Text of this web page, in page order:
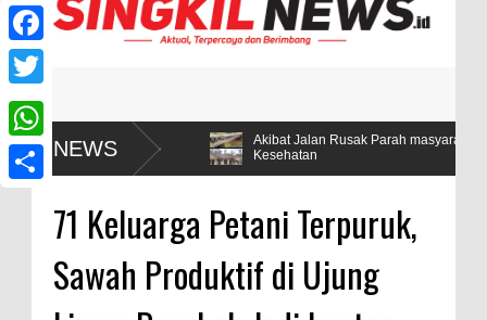
NEWS
Hanya 5
Akibat Jalan Rusak Parah masyarakat desa
Kesehatan
71 Keluarga Petani Terpuruk,
Sawah Produktif di Ujung
F
c
e
T
w
W
h